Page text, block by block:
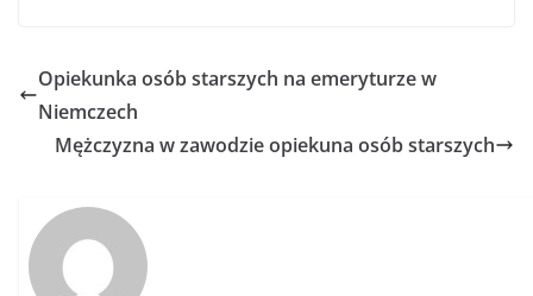
Opiekunka osób starszych na emeryturze w
Niemczech
Mężczyzna w zawodzie opiekuna osób starszych